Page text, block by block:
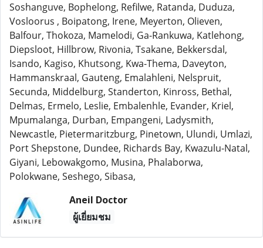
Soshanguve, Bophelong, Refilwe, Ratanda, Duduza,
Vosloorus , Boipatong, Irene, Meyerton, Olieven,
Balfour, Thokoza, Mamelodi, Ga-Rankuwa, Katlehong,
Diepsloot, Hillbrow, Rivonia, Tsakane, Bekkersdal,
Isando, Kagiso, Khutsong, Kwa-Thema, Daveyton,
Hammanskraal, Gauteng, Emalahleni, Nelspruit,
Secunda, Middelburg, Standerton, Kinross, Bethal,
Delmas, Ermelo, Leslie, Embalenhle, Evander, Kriel,
Mpumalanga, Durban, Empangeni, Ladysmith,
Newcastle, Pietermaritzburg, Pinetown, Ulundi, Umlazi,
Port Shepstone, Dundee, Richards Bay, Kwazulu-Natal,
Giyani, Lebowakgomo, Musina, Phalaborwa,
Polokwane, Seshego, Sibasa,
Aneil Doctor
ผู้เยี่ยมชม